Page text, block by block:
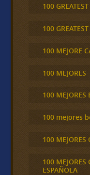
100
100
100 MEJORE
100 MEJORES
100 MEJORES
100 mejores
100 MEJORES
100 MEJORES
ESPAÑOLA